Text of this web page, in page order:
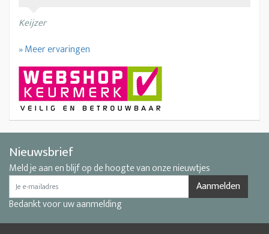
Keijzer
» Meer ervaringen
Nieuwsbrief
Meld je aan en blijf op de hoogte van onze nieuwtjes
Aanmelden
Bedankt voor uw aanmelding